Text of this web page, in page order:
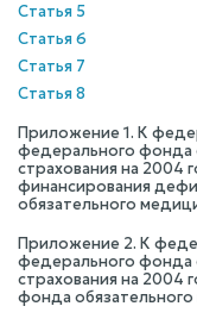
Статья 5
Статья 6
Статья 7
Статья 8
Приложение 1. К
федерального фонда
страхования на 2004
финансирования
обязательного
Приложение 2. К
федерального фонда
страхования на
фонда